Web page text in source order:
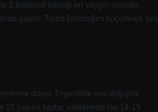
3 tiroplasti tekniği en yaygın olanıdır.
yapılır. Tiroid kıkırdağını küçülterek ses
düşer. Ergenlikte ses değişimi
15 yaşına kadar, erkeklerde ise 14-15